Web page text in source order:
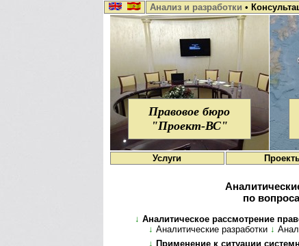
Анализ и разработки •
Правовое бюро
"Проект-ВС"
Услуги
по
↓ Аналитическое рассмотрение
↓ Аналитические разработки ↓
↓ Применение к ситуации